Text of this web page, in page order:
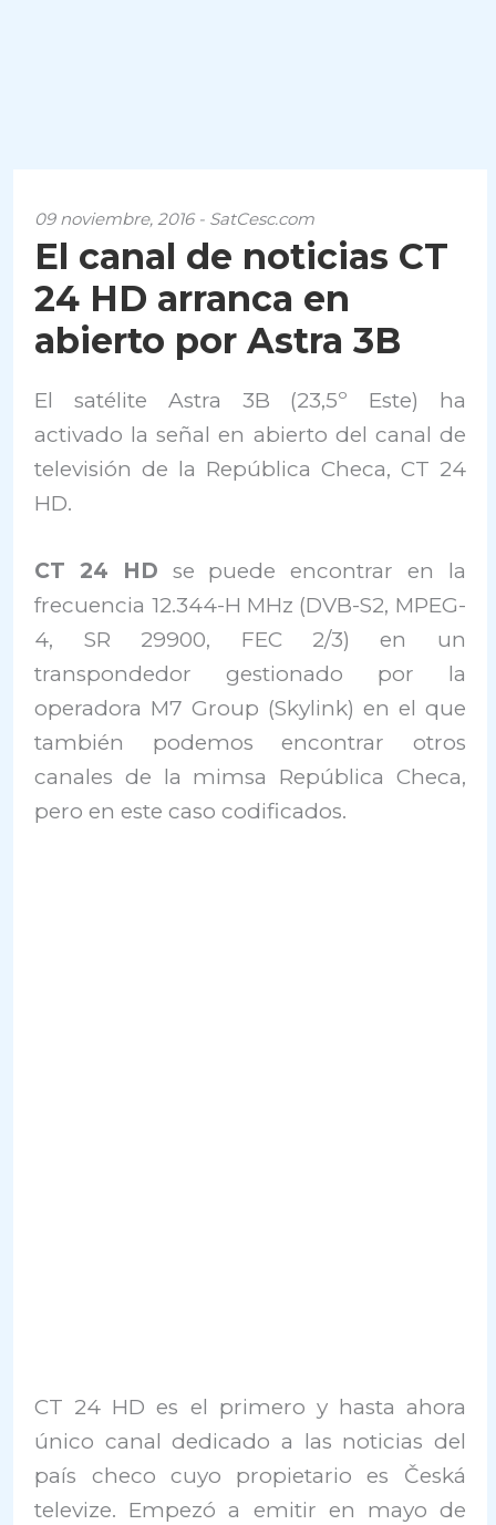
09 noviembre, 2016 - SatCesc.com
El canal de noticias CT
24 HD arranca en
abierto por Astra 3B
El satélite Astra 3B (23,5º Este) ha
activado la señal en abierto del canal de
televisión de la República Checa, CT 24
HD.
CT 24 HD se puede encontrar en la
frecuencia 12.344-H MHz (DVB-S2, MPEG-
4, SR 29900, FEC 2/3) en un
transpondedor gestionado por la
operadora M7 Group (Skylink) en el que
también podemos encontrar otros
canales de la mimsa República Checa,
pero en este caso codificados.
CT 24 HD es el primero y hasta ahora
único canal dedicado a las noticias del
país checo cuyo propietario es Česká
televize. Empezó a emitir en mayo de